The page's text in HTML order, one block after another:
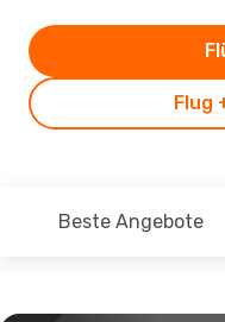
Flug
Beste Angebote